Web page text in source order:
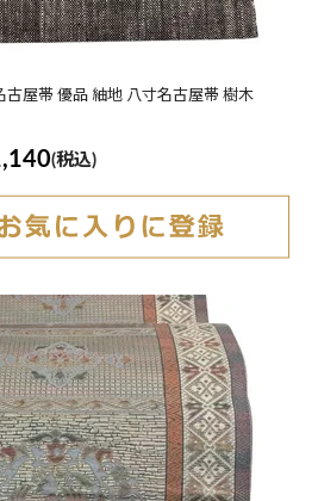
古屋帯 優品 紬地 八寸名古屋帯 樹木
(税込)